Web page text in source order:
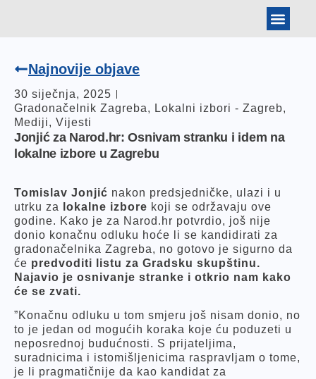
Najnovije objave
30 siječnja, 2025
Gradonačelnik Zagreba, Lokalni izbori - Zagreb,
Mediji, Vijesti
Jonjić za Narod.hr: Osnivam stranku i idem na
lokalne izbore u Zagrebu
Tomislav Jonjić nakon predsjedničke, ulazi i u
utrku za
lokalne izbore koji se održavaju ove
godine. Kako je za Narod.hr potvrdio, još nije
donio konačnu odluku hoće li se kandidirati za
gradonačelnika Zagreba, no gotovo je sigurno da
će predvoditi listu za Gradsku skupštinu.
Najavio je osnivanje stranke i otkrio nam kako
će se zvati.
”Konačnu odluku u tom smjeru još nisam donio, no
to je jedan od mogućih koraka koje ću poduzeti u
neposrednoj budućnosti. S prijateljima,
suradnicima i istomišljenicima raspravljam o tome,
je li pragmatičnije da kao kandidat za